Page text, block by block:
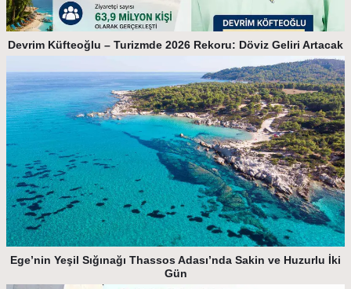
Devrim Küfteoğlu – Turizmde 2026 Rekoru: Döviz Geliri Artacak
Ege’nin Yeşil Sığınağı Thassos Adası’nda Sakin ve Huzurlu İki
Gün